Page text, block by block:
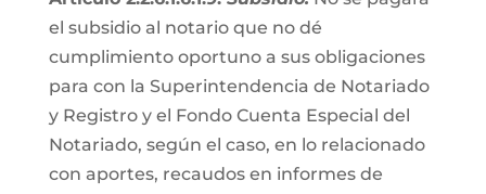
el subsidio al notario que no dé
cumplimiento oportuno a sus obligaciones
para con la Superintendencia de Notariado
y Registro y el Fondo Cuenta Especial del
Notariado, según el caso, en lo relacionado
con aportes, recaudos en informes de